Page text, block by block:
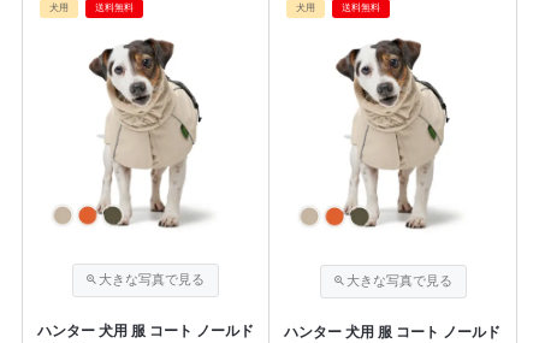
犬用 送料無料
ハンター 犬用 服 コート ノールド
犬用 送料無料
ハンター 犬用 服 コート ノールド